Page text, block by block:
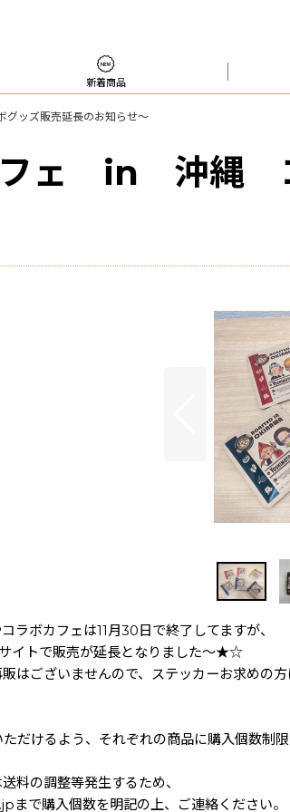
新着商品
ッズ販売延長のお知らせ～
ェ in 沖縄 コ
ボカフェは11月30日で終了してますが、
イトで販売が延長となりました～★☆
はございませんので、ステッカーお求めの方
だけるよう、それぞれの商品に購入個数制
料の調整等発生するため、
で購入個数を明記の上、ご連絡ください。